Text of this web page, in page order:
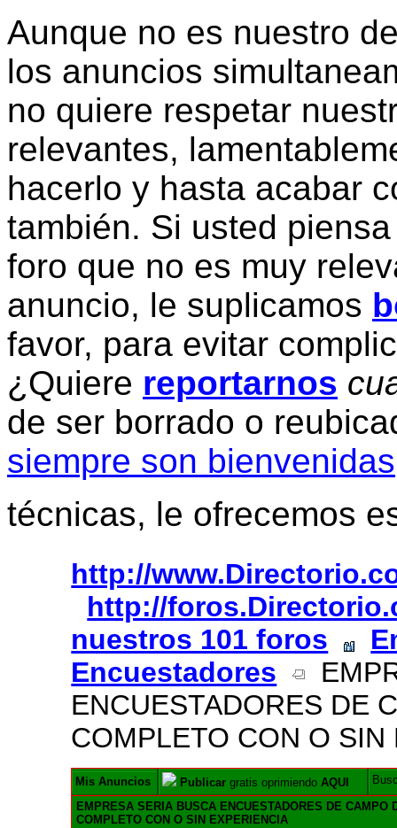
Aunque no es nuestro
los anuncios
no quiere respetar
relevantes,
hacerlo y hasta acabar
también. Si usted
foro que no es muy
anuncio, le suplicamos
favor, para evitar
¿Quiere reportarnos
de ser borrado o
siempre son bienvenidas
técnicas, le ofrecemos
http://
http://
nuestros 101 foros
Encuestadores
ENCUESTADORES DE
COMPLETO CON O SIN
Mis Anuncios Publicar gratis oprimiendoAQUI
EMPRESA SERIA BUSCA ENCUESTADORES DE CAMPO
COMPLETO CON O SIN EXPERIENCIA